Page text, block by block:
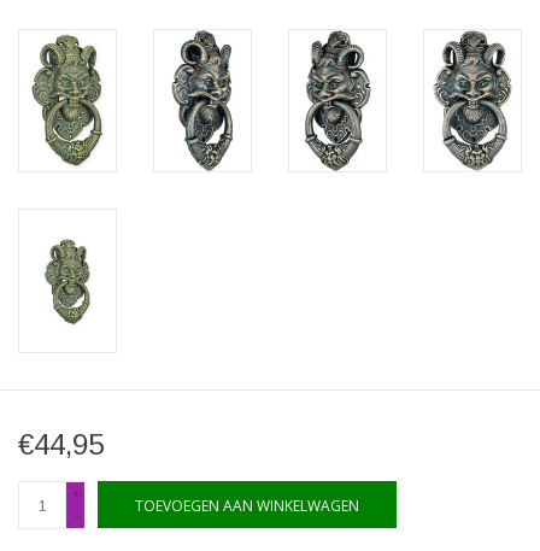
€44,95
+
-
TOEVOEGEN AAN WINKELWAGEN